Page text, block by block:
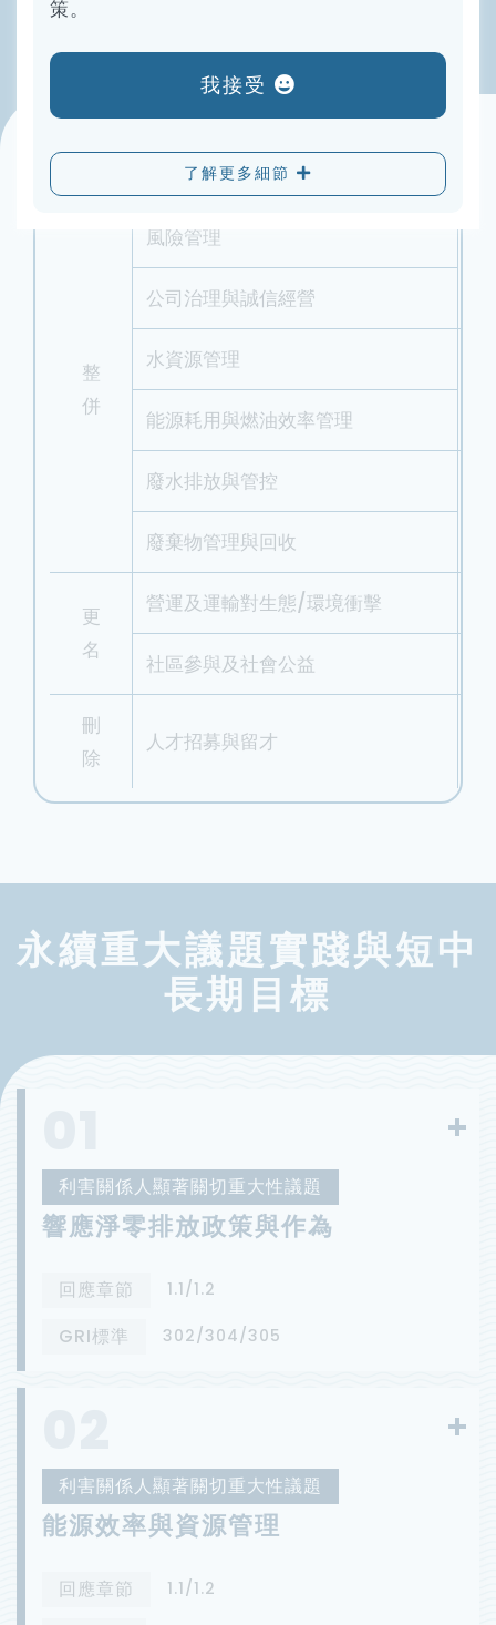
2024年重大議題異動
重大議題
整
併
風險管理
公司治理與誠信經營
水資源管理
能源耗用與燃油效率管理
廢水排放與管控
廢棄物管理與回收
更
名
營運及運輸對生態/環境衝擊
社區參與及社會公益
刪
除
人才招募與留才
永續重大議題實踐與短中
長期目標
利害關係人顯著關切重大性議題
響應淨零排放政策與作為
回應章節 1.1/1.2
GRI標準 302/304/305
利害關係人顯著關切重大性議題
能源效率與資源管理
回應章節 1.1/1.2
策。
我接受
了解更多細節